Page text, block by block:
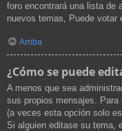
foro encontrará una lista de
nuevos temas, Puede votar
Arriba
¿Cómo se puede
A menos que sea
sus propios mensajes.
(a veces esta opción solo
Si alguien editase su tema,